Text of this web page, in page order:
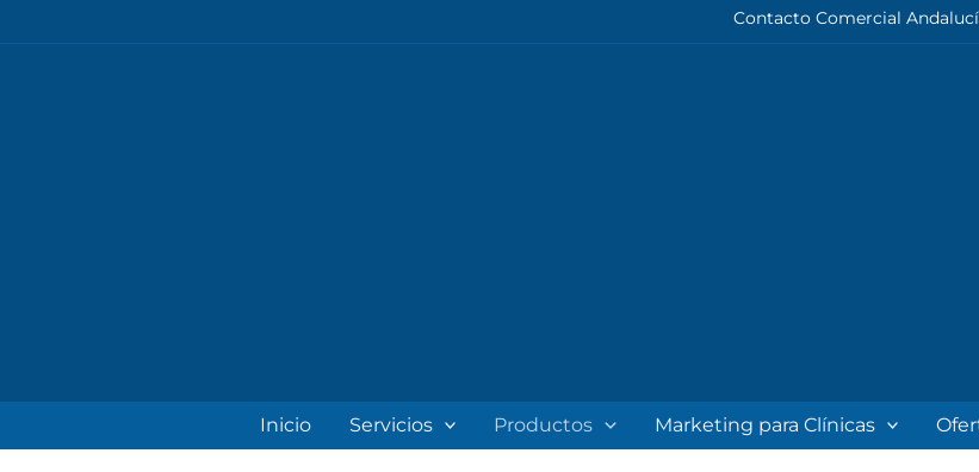
al
Contacto Comercial
Inicio Servicios Productos Marketing para Clínicas